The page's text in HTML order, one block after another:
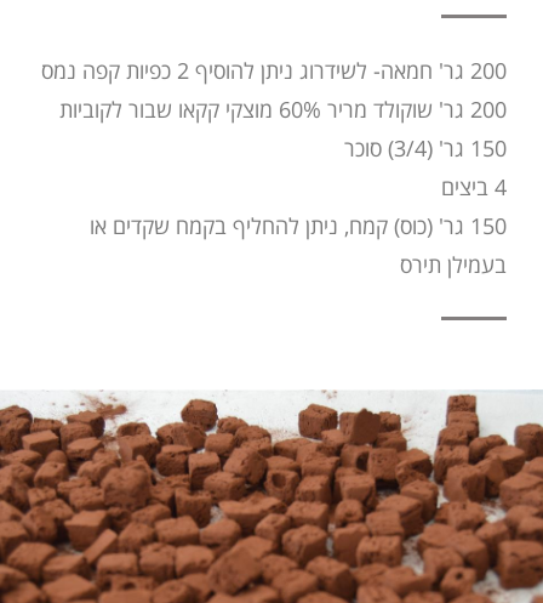
200 גר' חמאה- לשידרוג ניתן להוסיף 2 כפיות קפה נמס
200 גר' שוקולד מריר 60% מוצקי קקאו שבור לקוביות
150 גר' (3/4) סוכר
4 ביצים
150 גר' (כוס) קמח, ניתן להחליף בקמח שקדים או
בעמילן תירס